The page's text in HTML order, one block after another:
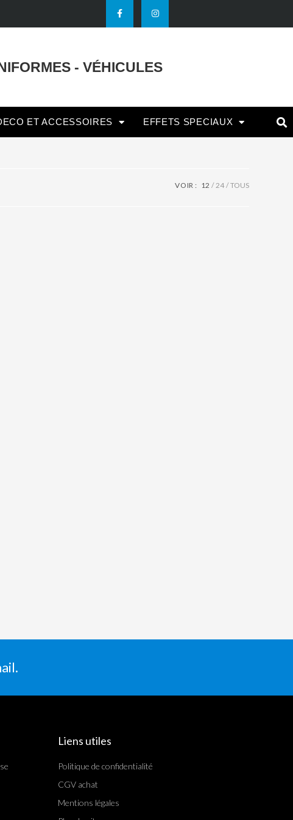
- VÉHICULES
ET ACCESSOIRES EFFETS SPECIAUX
VOIR : 12 24 TOUS
Liens utiles
Politique de confidentialité
CGV achat
Mentions légales